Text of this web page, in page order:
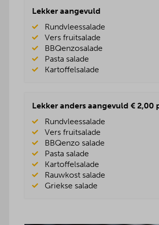
Lekker aangevuld
Rundvleessalade
Vers fruitsalade
BBQenzosalade
Pasta salade
Kartoffelsalade
Lekker anders aangevuld € 2,00
Rundvleessalade
Vers fruitsalade
BBQenzo salade
Pasta salade
Kartoffelsalade
Rauwkost salade
Griekse salade